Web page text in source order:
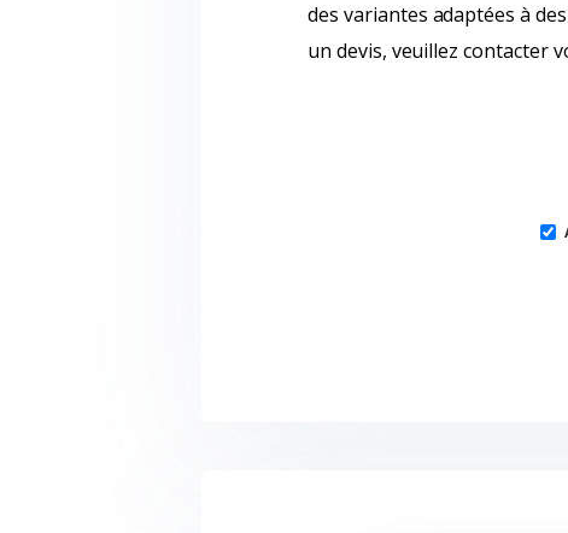
des variantes adaptées à
un devis, veuillez contacter